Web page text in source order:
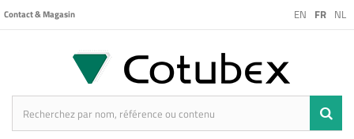
EN FR NL
Contact & Magasin